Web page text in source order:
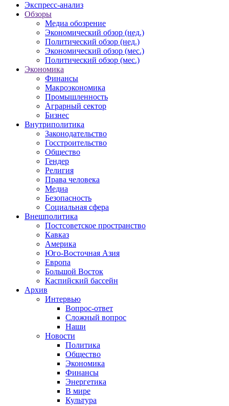
Экспресс-анализ
Обзоры
Медиа обозрение
Экономический обзор (нед.)
Политический обзор (нед.)
Экономический обзор (мес.)
Политический обзор (мес.)
Экономика
Финансы
Макроэкономика
Промышленность
Аграрный сектор
Бизнес
Внутриполитика
Законодательство
Госстроительство
Общество
Гендер
Религия
Права человека
Медиа
Безопасность
Социальная сфера
Внешполитика
Постсоветское пространство
Кавказ
Америка
Юго-Восточная Азия
Европа
Большой Восток
Каспийский бассейн
Архив
Интервью
Вопрос-ответ
Сложный вопрос
Наши
Новости
Политика
Общество
Экономика
Финансы
Энергетика
В мире
Культура